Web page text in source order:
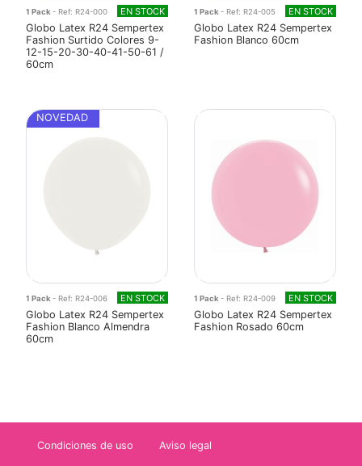
1 Pack- Ref: R24-000 EN STOCK
Globo Latex R24 Sempertex
Fashion Surtido Colores 9-
12-15-20-30-40-41-50-61 /
60cm
1 Pack- Ref: R24-005 EN STOCK
Globo Latex R24 Sempertex
Fashion Blanco 60cm
NOVEDAD
1 Pack- Ref: R24-006 EN STOCK
Globo Latex R24 Sempertex
Fashion Blanco Almendra
60cm
1 Pack- Ref: R24-009 EN STOCK
Globo Latex R24 Sempertex
Fashion Rosado 60cm
Condiciones de uso Aviso legal